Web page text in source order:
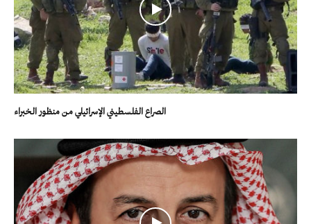
الصراع الفلسطيني الإسرائيلي من منظور الخبراء